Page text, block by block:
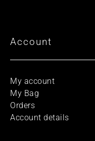
Account
My account
My Bag
Orders
Account details